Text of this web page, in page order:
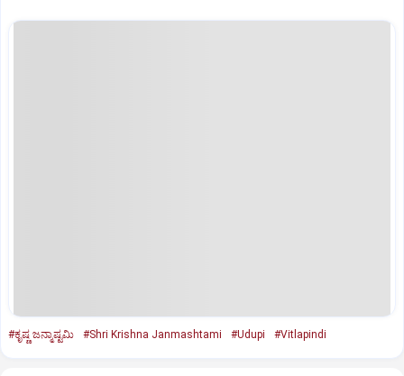
#ಕೃಷ್ಣ ಜನ್ಮಾಷ್ಟಮಿ #Shri Krishna Janmashtami #Udupi #Vitlapindi